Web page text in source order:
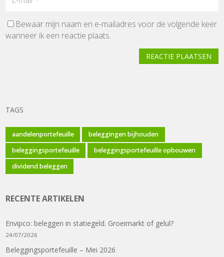
Bewaar mijn naam en e-mailadres voor de volgende keer
wanneer ik een reactie plaats.
REACTIE PLAATSEN
TAGS
aandelenportefeuille
beleggingen bijhouden
beleggingsportefeuille
beleggingsportefeuille opbouwen
dividend beleggen
RECENTE ARTIKELEN
Envipco: beleggen in statiegeld. Groeimarkt of gelul?
24/07/2026
Beleggingsportefeuille – Mei 2026